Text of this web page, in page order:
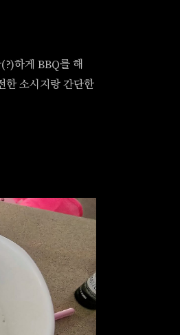
하게 BBQ를 해
한 소시지랑 간단한